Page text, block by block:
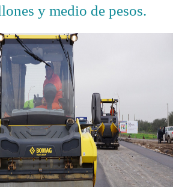
y medio de pesos.